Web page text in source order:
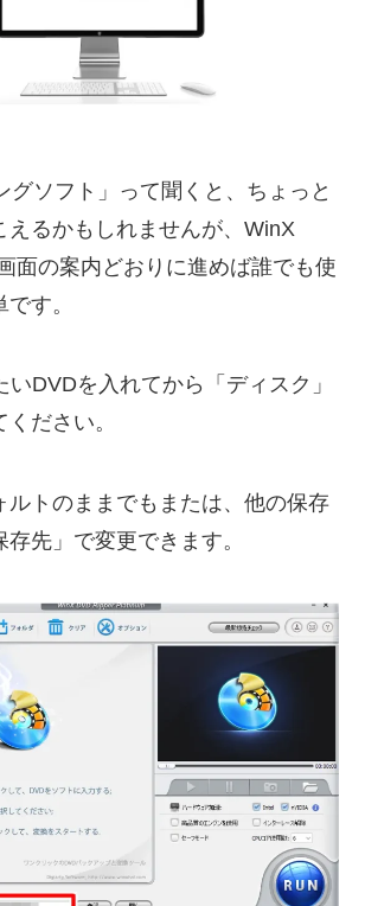
グソフト」って聞くと、ちょっと
えるかもしれませんが、WinX
面の案内どおりに進めば誰でも使
す。
いDVDを入れてから「ディスク」
ださい。
ルトのままでもまたは、他の保存
先」で変更できます。